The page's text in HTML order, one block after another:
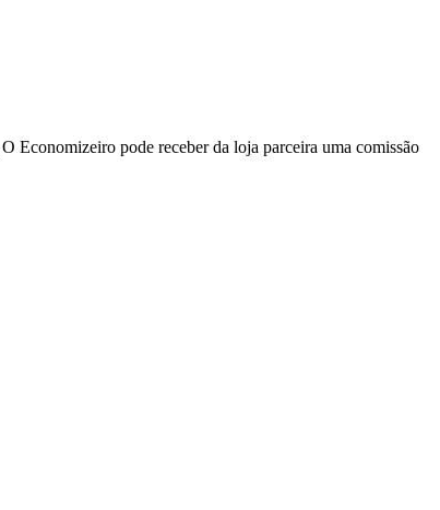
Economizeiro pode receber da loja parceira uma comissão